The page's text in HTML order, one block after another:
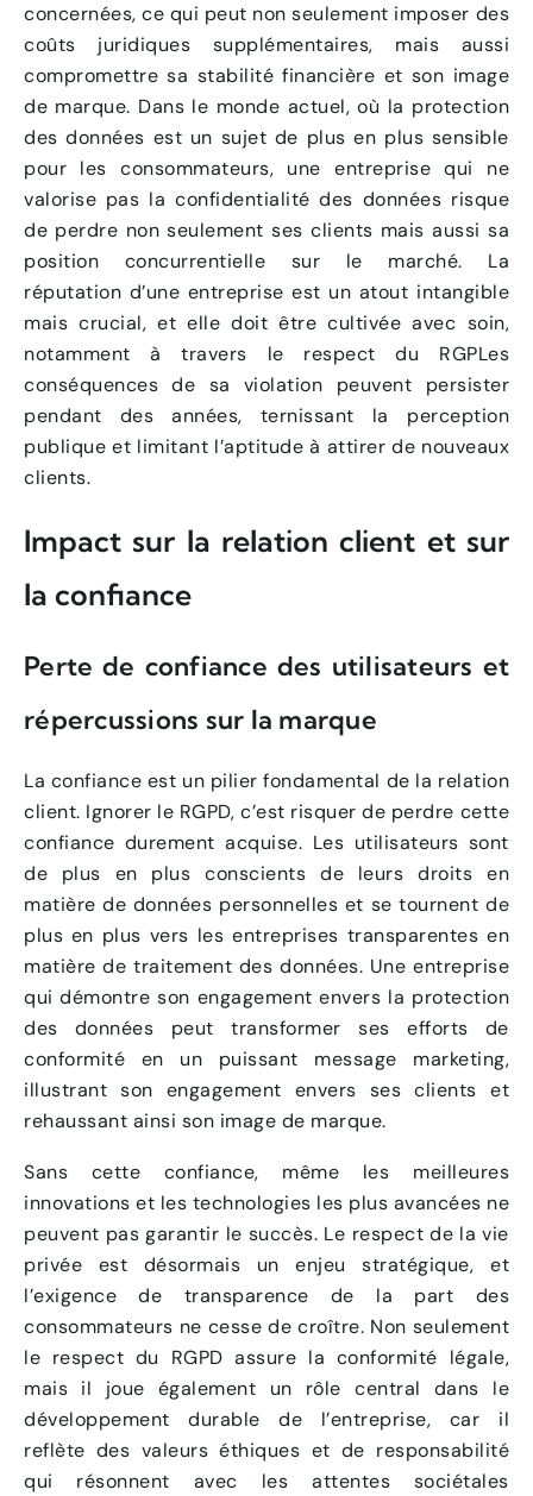
concernées, ce qui peut non seulement imposer des
coûts juridiques supplémentaires, mais aussi
compromettre sa stabilité financière et son image
de marque. Dans le monde actuel, où la protection
des données est un sujet de plus en plus sensible
pour les consommateurs, une entreprise qui ne
valorise pas la confidentialité des données risque
de perdre non seulement ses clients mais aussi sa
position concurrentielle sur le marché. La
réputation d’une entreprise est un atout intangible
mais crucial, et elle doit être cultivée avec soin,
notamment à travers le respect du RGPLes
conséquences de sa violation peuvent persister
pendant des années, ternissant la perception
publique et limitant l’aptitude à attirer de nouveaux
clients.
Impact sur la relation client et sur
la confiance
Perte de confiance des utilisateurs et
répercussions sur la marque
La confiance est un pilier fondamental de la relation
client. Ignorer le RGPD, c’est risquer de perdre cette
confiance durement acquise. Les utilisateurs sont
de plus en plus conscients de leurs droits en
matière de données personnelles et se tournent de
plus en plus vers les entreprises transparentes en
matière de traitement des données. Une entreprise
qui démontre son engagement envers la protection
des données peut transformer ses efforts de
conformité en un puissant message marketing,
illustrant son engagement envers ses clients et
rehaussant ainsi son image de marque.
Sans cette confiance, même les meilleures
innovations et les technologies les plus avancées ne
peuvent pas garantir le succès. Le respect de la vie
privée est désormais un enjeu stratégique, et
l’exigence de transparence de la part des
consommateurs ne cesse de croître. Non seulement
le respect du RGPD assure la conformité légale,
mais il joue également un rôle central dans le
développement durable de l’entreprise, car il
reflète des valeurs éthiques et de responsabilité
qui résonnent avec les attentes sociétales